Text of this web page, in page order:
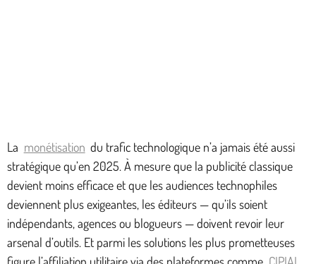
La monétisation du trafic technologique n’a jamais été aussi
stratégique qu’en 2025. À mesure que la publicité classique
devient moins efficace et que les audiences technophiles
deviennent plus exigeantes, les éditeurs — qu’ils soient
indépendants, agences ou blogueurs — doivent revoir leur
arsenal d’outils. Et parmi les solutions les plus prometteuses